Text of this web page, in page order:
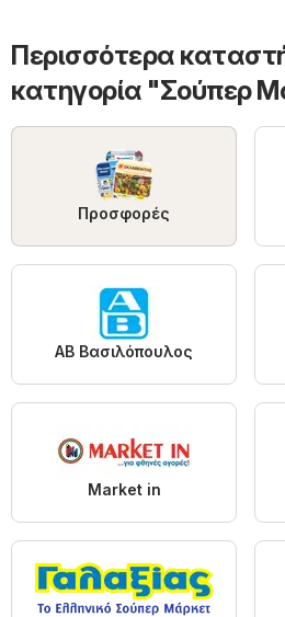
Περισσότερα
κατηγορία "Σούπερ
Προσφορές
ΑΒ Βασιλόπουλος
Market in